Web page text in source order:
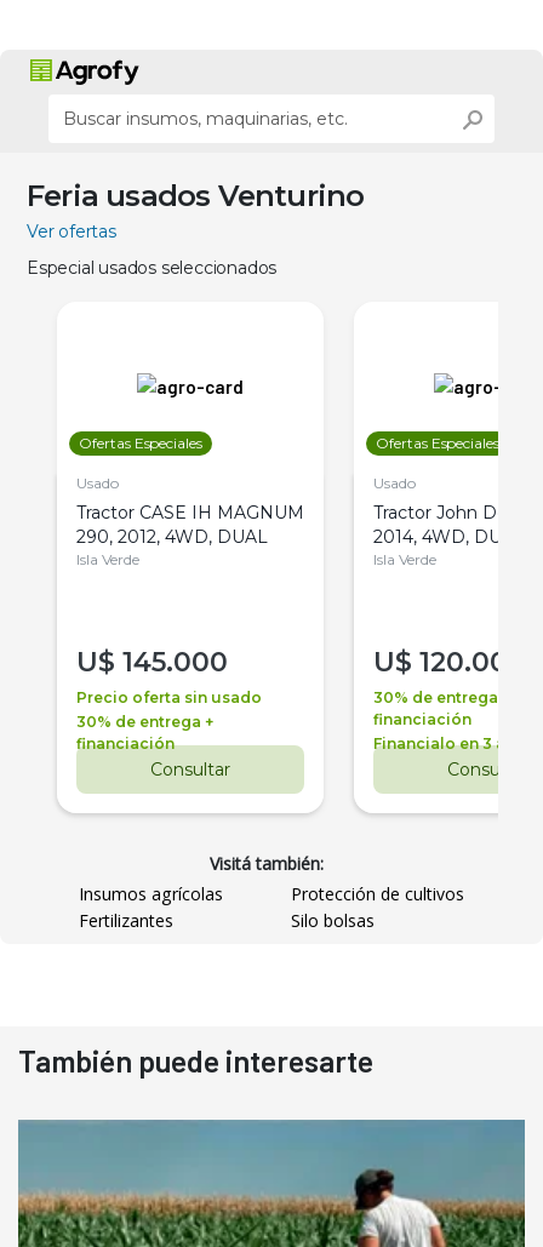
Feria usados Venturino
Ver ofertas
Especial usados seleccionados
Ofertas Especiales
Usado
Tractor CASE IH MAGNUM
290, 2012, 4WD, DUAL
Isla Verde
U$ 145.000
Precio oferta sin usado
30% de entrega +
financiación
Consultar
Ofertas Especiales
Usado
Tractor John Deere
2014, 4WD, DUAL
Isla Verde
U$ 120.000
30% de entrega +
financiación
Financialo en 3 años
Consultar
Visitá también:
Insumos agrícolas
Protección de cultivos
Fertilizantes
Silo bolsas
También puede interesarte